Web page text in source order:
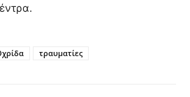
τραυματίες